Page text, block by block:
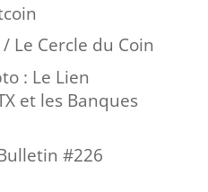
Le Cercle du Coin
: Le Lien
et les Banques
#226